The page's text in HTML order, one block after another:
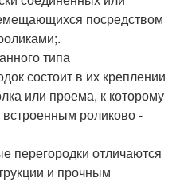
посредством
типа
состоит в их креплении
или проема, к которому
роликово -
перегородки отличаются
и прочным